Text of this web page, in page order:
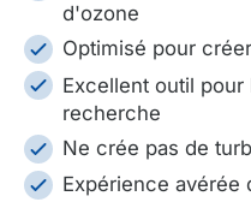
d'ozone
Optimisé pour
Excellent outil
recherche
Ne crée pas de
Expérience avérée